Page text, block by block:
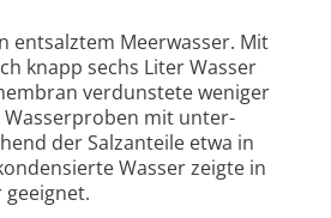
entsalztem Meer­wasser. Mit
knapp sechs Liter Wasser
verdun­stete weniger
Wasser­proben mit unter­
der Salz­anteile etwa in
Wasser zeigte in